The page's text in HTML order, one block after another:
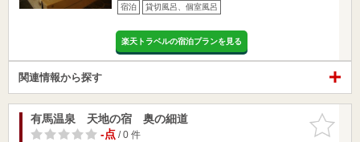
宿泊 貸切風呂、個室風呂
楽天トラベルの宿泊プランを見る
関連情報から探す
お気に入
りに追加
有馬温泉 天地の宿 奥の細道
-点/ 0 件